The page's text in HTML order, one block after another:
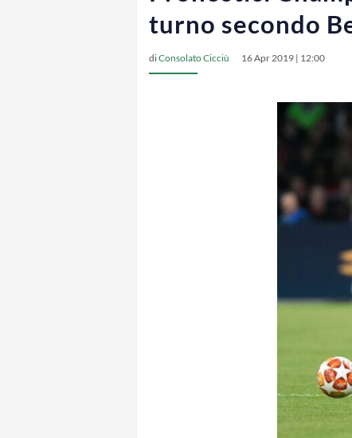
turno secondo
diConsolato Cicciù 16 Apr 2019 | 12:00